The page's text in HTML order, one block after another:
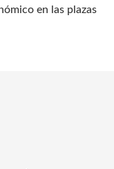
en las plazas